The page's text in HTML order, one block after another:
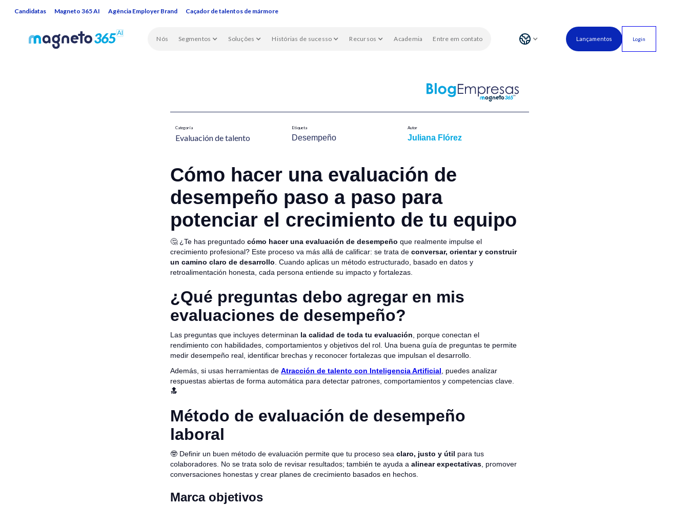
Candidatas Magneto 365 AI Agência Employer Brand Caçador de talentos de mármore
Nós Segmentos Soluções Histórias de sucesso Recursos Academia Entre em contato Lançamentos Login
Categoría
Evaluación de talent​o
Etiqueta
Desempeño
Autor
Juliana Flórez
Cómo hacer una evaluación de
desempeño paso a paso para
potenciar el crecimiento de tu equipo
🤔 ¿Te has preguntado cómo hacer una evaluación de desempeño que realmente impulse el
crecimiento profesional? Este proceso va más allá de calificar: se trata de conversar, orientar y construir
un camino claro de desarrollo . Cuando aplicas un método estructurado, basado en datos y
retroalimentación honesta, cada persona entiende su impacto y fortalezas.
¿Qué preguntas debo agregar en mis
evaluaciones de desempeño?
Las preguntas que incluyes determinan la calidad de toda tu evaluación , porque conectan el
rendimiento con habilidades, comportamientos y objetivos del rol. Una buena guía de preguntas te permite
medir desempeño real, identificar brechas y reconocer fortalezas que impulsan el desarrollo.
Además, si usas herramientas de Atracción de talento con Inteligencia Artificial , puedes analizar
respuestas abiertas de forma automática para detectar patrones, comportamientos y competencias clave.
🔝
Método de evaluación de desempeño
laboral
🤓 Definir un buen método de evaluación permite que tu proceso sea claro, justo y útil para tus
colaboradores. No se trata solo de revisar resultados; también te ayuda a alinear expectativas , promover
conversaciones honestas y crear planes de crecimiento basados en hechos.
Marca objetivos